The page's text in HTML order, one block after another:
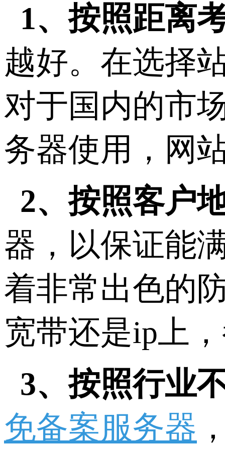
1、按照距离
越好。在选择
对于国内的市
务器使用，网
2、按照客户
器，以保证能
着非常出色的
宽带还是ip上
3、按照行业
免备案服务器